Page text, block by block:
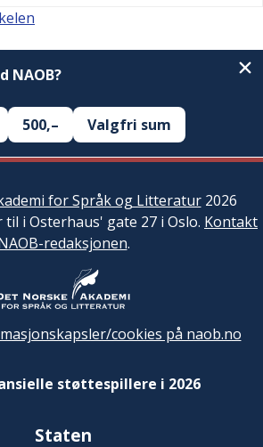
NAOB?
500,– Valgfri sum
for Språk og Litteratur2026
til i Osterhaus' gate 27 i Oslo. Kontakt
redaksjonen.
cookies på naob.no
støttespillere i 2026
Staten